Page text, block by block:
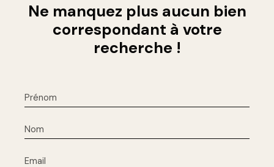
Ne manquez plus aucun bien
correspondant à votre
recherche !
Prénom
Nom
Email